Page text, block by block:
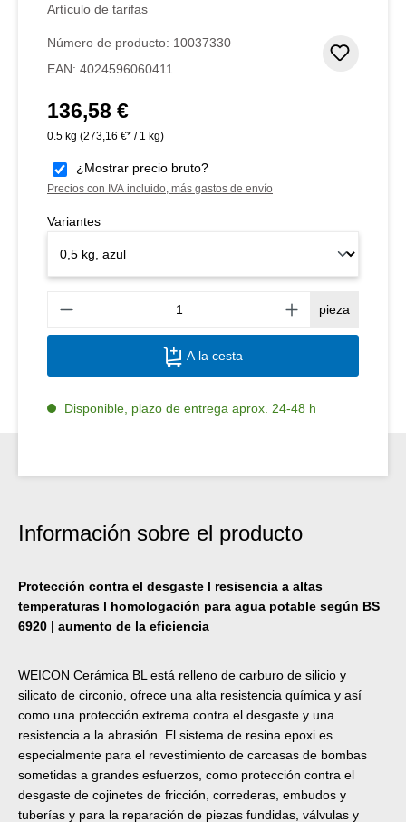
Artículo de tarifas
Número de producto: 10037330
EAN: 4024596060411
Precio normal:
136,58 €
0.5 kg (273,16 €* / 1 kg)
¿Mostrar precio bruto?
Precios con IVA incluido, más gastos de envío
Variantes
pieza
A la cesta
Disponible, plazo de entrega aprox. 24-48 h
Información sobre el producto
Protección contra el desgaste l resisencia a altas
temperaturas l homologación para agua potable según BS
6920 | aumento de la eficiencia
WEICON Cerámica BL está relleno de carburo de silicio y
silicato de circonio, ofrece una alta resistencia química y así
como una protección extrema contra el desgaste y una
resistencia a la abrasión. El sistema de resina epoxi es
especialmente para el revestimiento de carcasas de bombas
sometidas a grandes esfuerzos, como protección contra el
desgaste de cojinetes de fricción, correderas, embudos y
tuberías y para la reparación de piezas fundidas, válvulas y